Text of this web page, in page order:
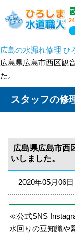
広島の水漏れ修理 ひ
広島県広島市西区観
た。
スタッフの修
広島県広島市西
いしました。
2020年05月06日
≪公式SNS
水回りの豆知識や